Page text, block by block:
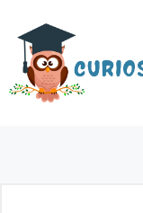
contenido